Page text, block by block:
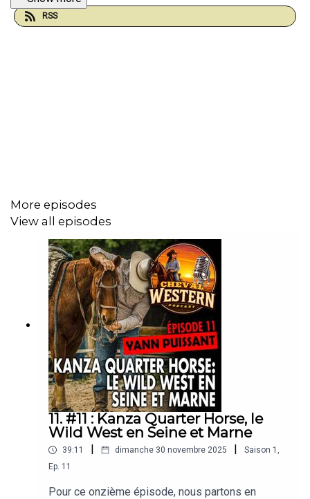
en Europe. Son approche est fondée sur la légèreté, la
dePixabay: Alana Jordan, Anton Vlasov, BFCMUSIC,
Brian Cradden, Charles Shomo, Dimmysad, Dvir
Jumpingbunny, MOF, Mykola Odnoroh, Mykola Sosin,
Nicholas Panek, Olele44, Paul Winter, Tunetank,
Viacheslav Starostin, Vlad Krotov.
RSS
More episodes
View all episodes
11. #11 : Kanza Quarter Horse, le
Wild West en Seine et Marne
39:11 dimanche 30 novembre 2025 Saison 1 ,
Ep. 11
Pour ce onzième épisode, nous partons en